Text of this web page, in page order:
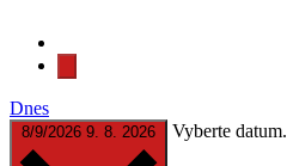
Dnes
8/9/2026 9. 8. 2026 Vyberte datum.